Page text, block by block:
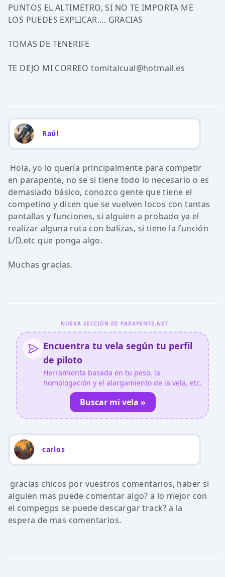
PUNTOS EL ALTIMETRO, SI NO TE IMPORTA ME
LOS PUEDES EXPLICAR.... GRACIAS
TOMAS DE TENERIFE
TE DEJO MI CORREO tomitalcual@hotmail.es
Raúl
Hola, yo lo quería principalmente para competir
en parapente, no se si tiene todo lo necesario o es
demasiado básico, conozco gente que tiene el
competino y dicen que se vuelven locos con tantas
pantallas y funciones, si alguien a probado ya el
realizar alguna ruta con balizas, si tiene la función
L/D,etc que ponga algo.
Muchas gracias.
NUEVA SECCIÓN DE PARAPENTE.NET
Encuentra tu vela según tu perfil
de piloto
Herramienta basada en tu peso, la
homologación y el alargamiento de la vela, etc.
Buscar mi vela »
carlos
gracias chicos por vuestros comentarios, haber si
alguien mas puede comentar algo? a lo mejor con
el compegps se puede descargar track? a la
espera de mas comentarios.